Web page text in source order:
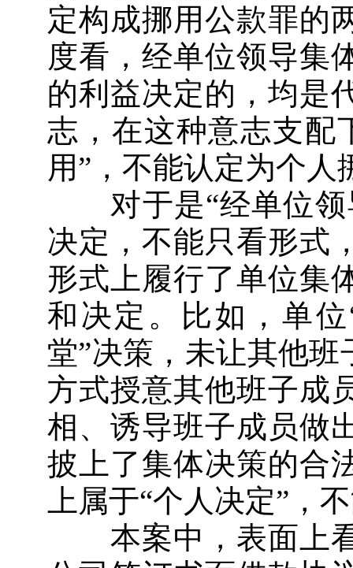
定构成挪用公款罪的
度看，经单位领导集
的利益决定的，均是
志，在这种意志支配
用”，不能认定为个
对于是“经单位领
决定，不能只看形式
形式上履行了单位集
和决定。比如，单
堂”决策，未让其他
方式授意其他班子成
相、诱导班子成员做
披上了集体决策的合
上属于“个人决定”，
本案中，表面上看